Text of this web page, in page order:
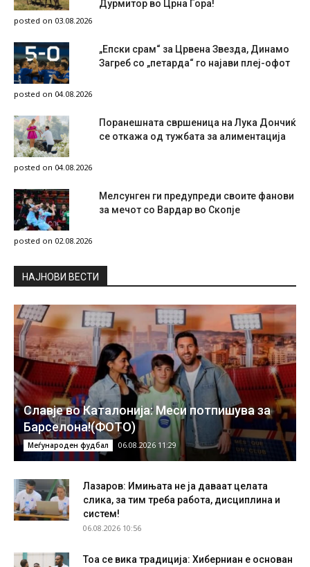
Дурмитор во Црна Гора!
posted on 03.08.2026
„Епски срам“ за Црвена Звезда, Динамо
Загреб со „петарда“ го најави плеј-офот
posted on 04.08.2026
Поранешната свршеница на Лука Дончиќ
се откажа од тужбата за алиментација
posted on 04.08.2026
Мелсунген ги предупреди своите фанови
за мечот со Вардар во Скопје
posted on 02.08.2026
НAЈНОВИ ВЕСТИ
Славје во Каталонија: Меси потпишува за
Барселона!(ФОТО)
Меѓународен фудбал 06.08.2026 11:29
Лазаров: Имињата не ја даваат целата
слика, за тим треба работа, дисциплина и
систем!
06.08.2026 10:56
Тоа се вика традиција: Хиберниан е основан